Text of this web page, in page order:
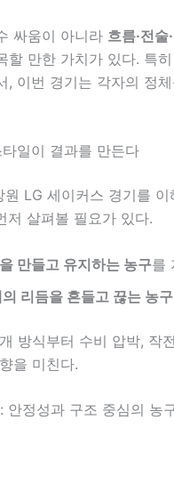
싸움이 아니라 흐름·전
할 만한 가치가 있다. 특
, 이번 경기는 각자의 정
일이 결과를 만든다
원 LG 세이커스 경기를
저 살펴볼 필요가 있다.
만들고 유지하는 농구를
리듬을 흔들고 끊는 농구
방식부터 수비 압박, 작
을 미친다.
안정성과 구조 중심의 농